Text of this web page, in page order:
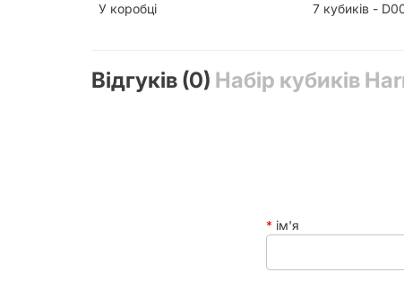
У коробці 7 кубиків -
Відгуків (0) Набір кубиків
ім'я